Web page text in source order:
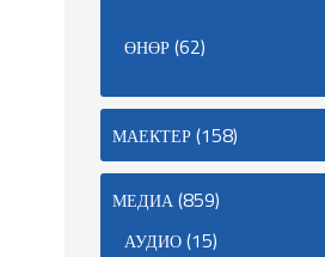
ӨНӨР(62)
МАЕКТЕР(158)
МЕДИА(859)
АУДИО(15)